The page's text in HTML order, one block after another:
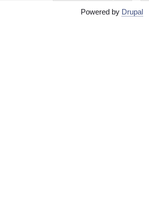
Powered by Drupal